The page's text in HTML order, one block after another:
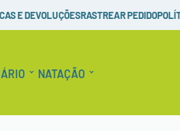
Raquetes de Tênis
E DEVOLUÇÕESRASTREAR PEDIDO
NATAÇÃO